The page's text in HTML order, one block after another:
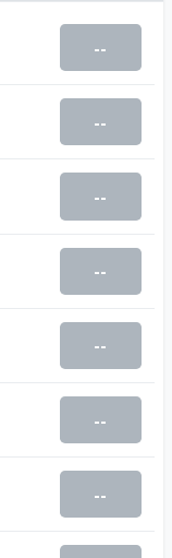
--
--
--
--
--
--
--